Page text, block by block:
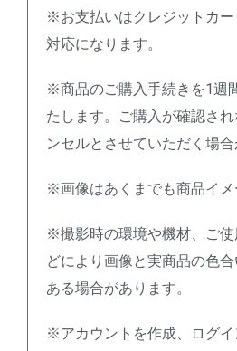
※お支払いはクレジットカ
対応になります。
※商品のご購入手続きを1週
たします。ご購入が確認さ
ンセルとさせていただく場合
※画像はあくまでも商品イメ
※撮影時の環境や機材、ご使
どにより画像と実商品の色
ある場合があります。
※アカウントを作成、ログイ